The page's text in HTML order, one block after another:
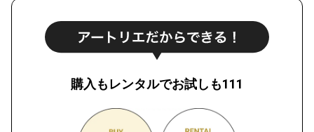
購入もレンタルでお試しも111